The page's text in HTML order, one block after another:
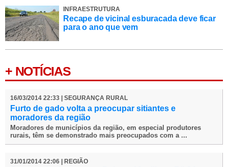
INFRAESTRUTURA
Recape de vicinal esburacada deve ficar
para o ano que vem
+ NOTÍCIAS
16/03/2014 22:33 | SEGURANÇA RURAL
Furto de gado volta a preocupar sitiantes e
moradores da região
Moradores de municípios da região, em especial produtores
rurais, têm se demonstrado mais preocupados com a ...
31/01/2014 22:06 | REGIÃO